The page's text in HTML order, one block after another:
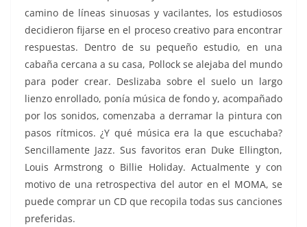
camino de líneas sinuosas y vacilantes, los estudiosos
decidieron fijarse en el proceso creativo para encontrar
respuestas. Dentro de su pequeño estudio, en una
cabaña cercana a su casa, Pollock se alejaba del mundo
para poder crear. Deslizaba sobre el suelo un largo
lienzo enrollado, ponía música de fondo y, acompañado
por los sonidos, comenzaba a derramar la pintura con
pasos rítmicos. ¿Y qué música era la que escuchaba?
Sencillamente Jazz. Sus favoritos eran Duke Ellington,
Louis Armstrong o Billie Holiday. Actualmente y con
motivo de una retrospectiva del autor en el MOMA, se
puede comprar un CD que recopila todas sus canciones
preferidas.